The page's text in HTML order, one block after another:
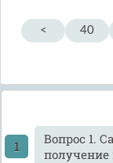
< 40
Вопрос 1.